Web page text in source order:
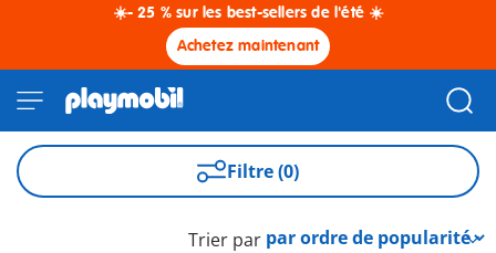
☀️- 25 % sur les best-sellers de l'été ☀️
Achetez maintenant
Filtre (0)
Trier par